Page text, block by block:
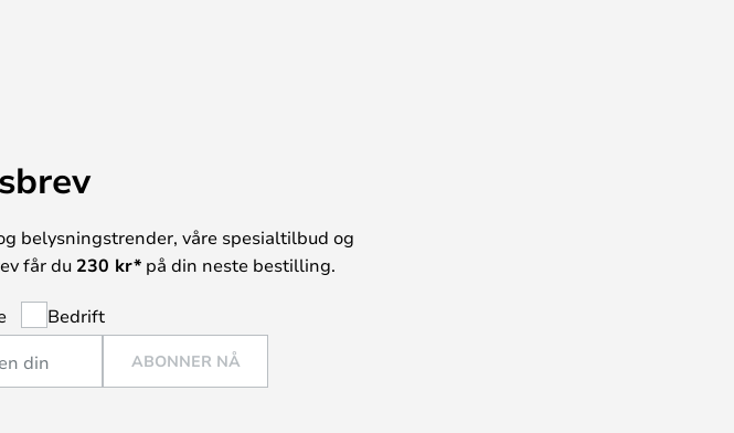
belysningstrender, våre spesialtilbud og
får du 230 kr*på din neste bestilling.
Bedrift
ABONNER NÅ